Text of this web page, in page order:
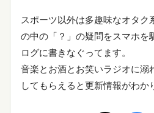
スポーツ以外は多趣味なオタク
の中の「？」の疑問をスマホを
ログに書きなぐってます。
音楽とお酒とお笑いラジオに溺
してもらえると更新情報がわか